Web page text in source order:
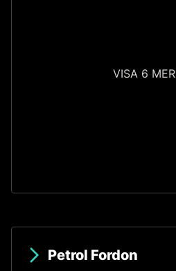
VISA 6 MER
Petrol Fordon